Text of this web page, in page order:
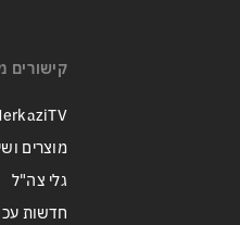
קישורים
מוצרים
גלי צה"ל
חדשות